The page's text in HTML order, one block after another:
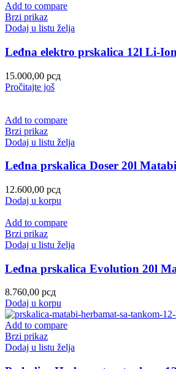
Add to compare
Brzi prikaz
Dodaj u listu želja
Leđna elektro prskalica 12l Li-
15.000,00 рсд
Pročitajte još
Add to compare
Brzi prikaz
Dodaj u listu želja
Leđna prskalica Doser 20l Matabi
12.600,00 рсд
Dodaj u korpu
Add to compare
Brzi prikaz
Dodaj u listu želja
Leđna prskalica Evolution 20l
8.760,00 рсд
Dodaj u korpu
Add to compare
Brzi prikaz
Dodaj u listu želja